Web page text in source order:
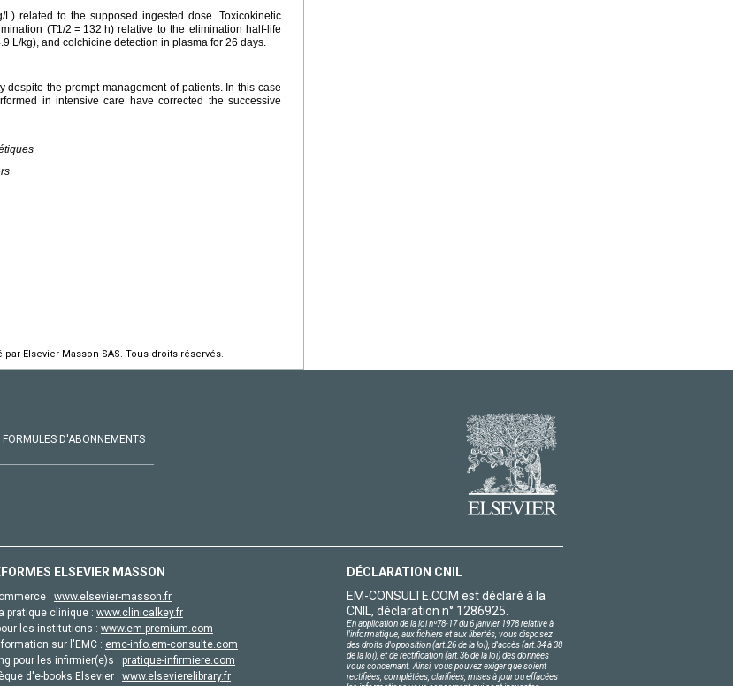
L) related to the supposed ingested dose. Toxicokinetic
(T1/2 = 132 h) relative to the elimination half-life
L/kg), and colchicine detection in plasma for 26 days.
the prompt management of patients. In this case
in intensive care have corrected the successive
Elsevier Masson SAS. Tous droits réservés.
FORMULES D'ABONNEMENTS
ELSEVIER MASSON
: www.elsevier-masson.fr
pratique clinique : www.clinicalkey.fr
les institutions : www.em-premium.com
sur l'EMC : emc-info.em-consulte.com
pour les infirmier(e)s : pratique-infirmiere.com
d'e-books Elsevier : www.elsevierelibrary.fr
DÉCLARATION CNIL
EM-CONSULTE.COM est déclaré à la
CNIL, déclaration n° 1286925.
En application de la loi nº78-17 du 6 janvier 1978 relative à
l'informatique, aux fichiers et aux libertés, vous disposez
des droits d'opposition (art.26 de la loi), d'accès (art.34 à 38
de la loi), et de rectification (art.36 de la loi) des données
vous concernant. Ainsi, vous pouvez exiger que soient
rectifiées, complétées, clarifiées, mises à jour ou effacées